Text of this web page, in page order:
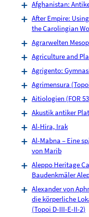
Afghanistan:
After Empire:
the Carolingian
Agrarwelten
Agriculture and
Agrigento:
Agrimensura
Aitiologien (FOR
Akustik antiker
Al-Hira, Irak
Al-Mabna – Eine
von Marib
Aleppo Heritage
Baudenkmäler
Alexander von
die körperliche
(Topoi D-III-E-II-2)